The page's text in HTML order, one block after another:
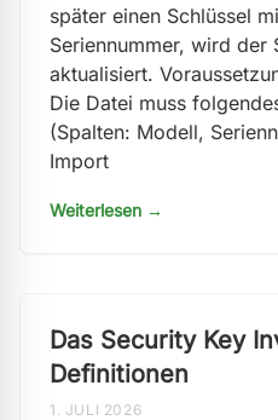
später einen Schlüssel
Seriennummer, wird der
aktualisiert.
Die Datei muss
(Spalten: Modell,
Import
Weiterlesen →
Das Security Key
Definitionen
1. JULI 2026